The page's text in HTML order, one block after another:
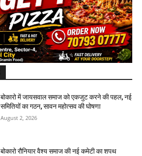
बोकारो में जायसवाल समाज को एकजुट करने की पहल, नई
समितियों का गठन, सावन महोत्सव की घोषणा
August 2, 2026
बोकारो रौनियार वैश्य समाज की नई कमेटी का शपथ